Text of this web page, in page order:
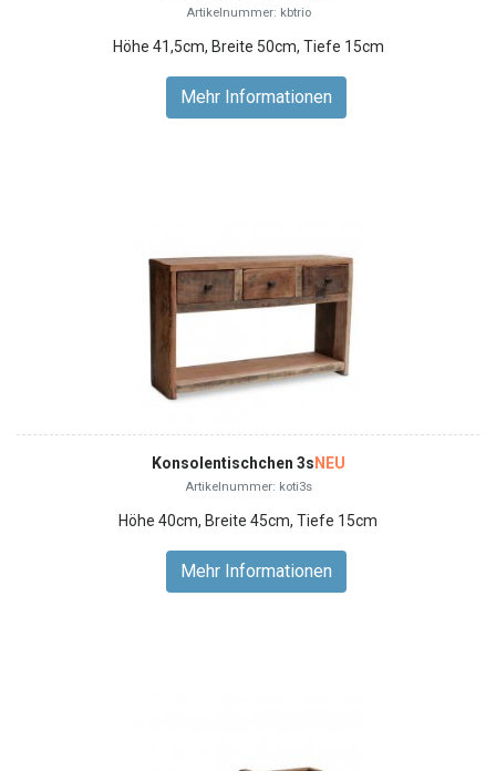
Artikelnummer: kbtrio
Höhe 41,5cm, Breite 50cm, Tiefe 15cm
Mehr Informationen
Konsolentischchen 3s NEU
Artikelnummer: koti3s
Höhe 40cm, Breite 45cm, Tiefe 15cm
Mehr Informationen